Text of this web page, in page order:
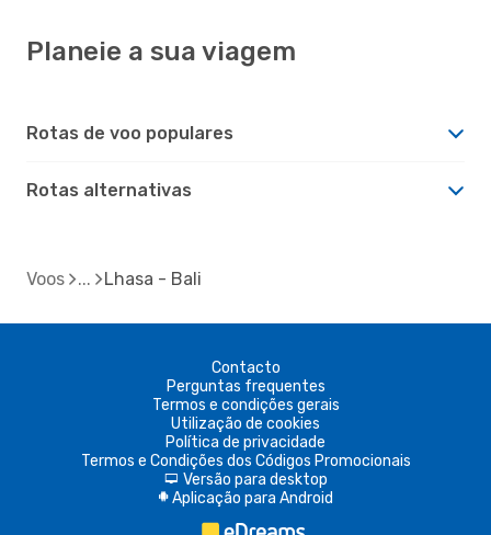
Planeie a sua viagem
Rotas de voo populares
Rotas alternativas
Voos Lhasa - Bali
Contacto
Perguntas frequentes
Termos e condições gerais
Utilização de cookies
Política de privacidade
Termos e Condições dos Códigos Promocionais
d Versão para desktop
A Aplicação para Android